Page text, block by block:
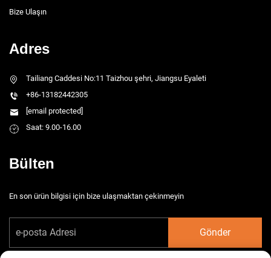
Bize Ulaşın
Adres
Tailiang Caddesi No:11 Taizhou şehri, Jiangsu Eyaleti
+86-13182442305
[email protected]
Saat: 9.00-16.00
Bülten
En son ürün bilgisi için bize ulaşmaktan çekinmeyin
Gönder